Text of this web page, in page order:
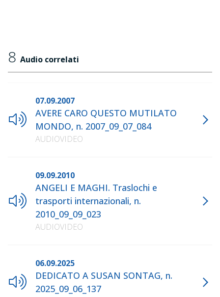
8 Audio correlati
07.09.2007
AVERE CARO QUESTO MUTILATO
MONDO, n. 2007_09_07_084
AUDIOVIDEO
09.09.2010
ANGELI E MAGHI. Traslochi e
trasporti internazionali, n.
2010_09_09_023
AUDIOVIDEO
06.09.2025
DEDICATO A SUSAN SONTAG, n.
2025_09_06_137